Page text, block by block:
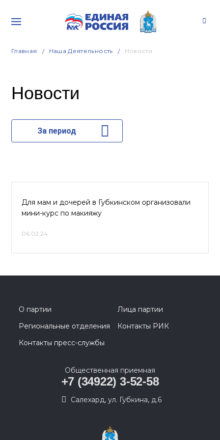
Главная Наша Деятельность Новости
Новости
За период
Для мам и дочерей в Губкинском организовали
мини-курс по макияжу
06.02.24
О партии
Лица партии
Региональные отделения
Контакты РИК
Контакты пресс-службы
Общественная приемная
+7 (34922) 3-52-58
Салехард, ул. Губкина, д.6